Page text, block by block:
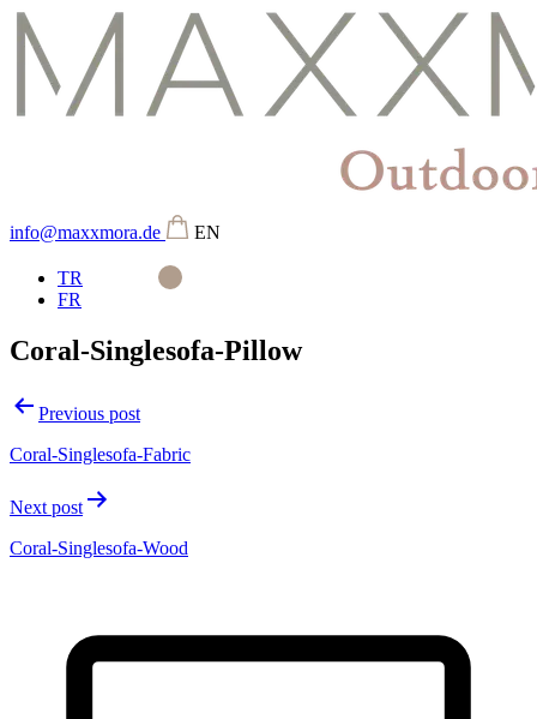
info@maxxmora.de EN
TR
FR
Coral-Singlesofa-Pillow
Beitragsnavigation
Previous post
Coral-Singlesofa-Fabric
Next post
Coral-Singlesofa-Wood